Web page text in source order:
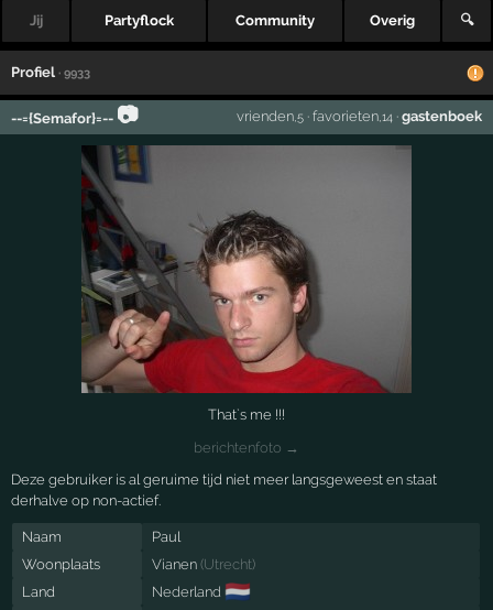
Jij Partyflock Community Overig 🔍
Profiel · 9933
--={Semafor}=-- 📷 vrienden,5· favorieten,14· gastenboek
That`s me !!!
berichtenfoto →
Deze gebruiker is al geruime tijd niet meer langsgeweest en staat
derhalve op non-actief.
Naam
Paul
Woonplaats
Vianen (Utrecht)
Land
Nederland 🇳🇱